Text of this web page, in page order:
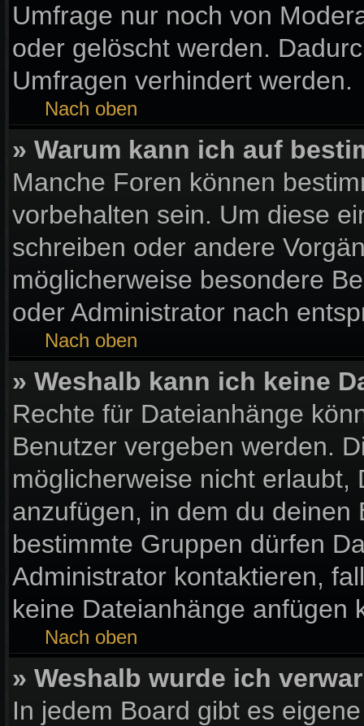
Umfrage nur noch von
oder gelöscht werden.
Umfragen verhindert werden.
Nach oben
» Warum kann ich auf
Manche Foren können
vorbehalten sein. Um diese
schreiben oder andere
möglicherweise besondere
oder Administrator nach
Nach oben
» Weshalb kann ich keine
Rechte für Dateianhänge
Benutzer vergeben werden.
möglicherweise nicht
anzufügen, in dem du
bestimmte Gruppen dürfen
Administrator kontaktieren,
keine Dateianhänge anfügen
Nach oben
» Weshalb wurde ich
In jedem Board gibt es